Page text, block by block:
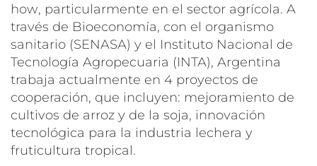
how, particularmente en el sector agrícola. A
través de Bioeconomía, con el organismo
sanitario (SENASA) y el Instituto Nacional de
Tecnología Agropecuaria (INTA), Argentina
trabaja actualmente en 4 proyectos de
cooperación, que incluyen: mejoramiento de
cultivos de arroz y de la soja, innovación
tecnológica para la industria lechera y
fruticultura tropical.